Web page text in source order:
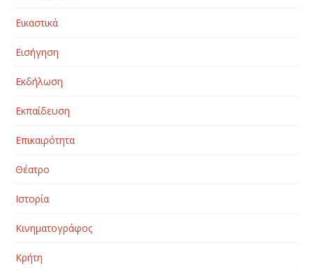
Εικαστικά
Εισήγηση
Εκδήλωση
Εκπαίδευση
Επικαιρότητα
Θέατρο
Ιστορία
Κινηματογράφος
Κρήτη